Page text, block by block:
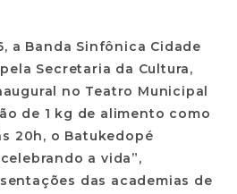
a Banda Sinfônica Cidade
Secretaria da Cultura,
no Teatro Municipal
de 1 kg de alimento como
20h, o Batukedopé
a vida”,
das academias de